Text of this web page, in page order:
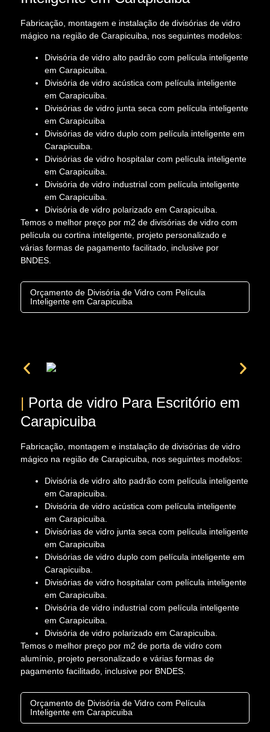
Fabricação, montagem e instalação de divisórias de vidro
mágico na região de Carapicuiba, nos seguintes modelos:
Divisória de vidro alto padrão com película inteligente
em Carapicuiba.
Divisória de vidro acústica com película inteligente
em Carapicuiba.
Divisórias de vidro junta seca com película inteligente
em Carapicuiba
Divisórias de vidro duplo com película inteligente em
Carapicuiba.
Divisórias de vidro hospitalar com película inteligente
em Carapicuiba.
Divisória de vidro industrial com película inteligente
em Carapicuiba.
Divisória de vidro polarizado em Carapicuiba.
Temos o melhor preço por m2 de divisórias de vidro com
película ou cortina inteligente, projeto personalizado e
várias formas de pagamento facilitado, inclusive por
BNDES.
Orçamento de Divisória de Vidro com Película
Inteligente em Carapicuiba
| Porta de vidro Para Escritório em
Carapicuiba
Fabricação, montagem e instalação de divisórias de vidro
mágico na região de Carapicuiba, nos seguintes modelos:
Divisória de vidro alto padrão com película inteligente
em Carapicuiba.
Divisória de vidro acústica com película inteligente
em Carapicuiba.
Divisórias de vidro junta seca com película inteligente
em Carapicuiba
Divisórias de vidro duplo com película inteligente em
Carapicuiba.
Divisórias de vidro hospitalar com película inteligente
em Carapicuiba.
Divisória de vidro industrial com película inteligente
em Carapicuiba.
Divisória de vidro polarizado em Carapicuiba.
Temos o melhor preço por m2 de porta de vidro com
alumínio, projeto personalizado e várias formas de
pagamento facilitado, inclusive por BNDES.
Orçamento de Divisória de Vidro com Película
Inteligente em Carapicuiba